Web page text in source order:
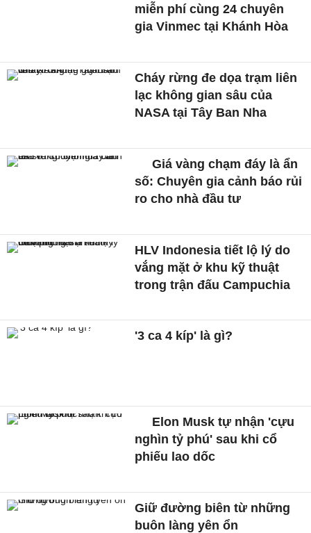
miễn phí cùng 24 chuyên
gia Vinmec tại Khánh Hòa
Cháy rừng đe dọa trạm liên
lạc không gian sâu của
NASA tại Tây Ban Nha
Giá vàng chạm đáy là ẩn
số: Chuyên gia cảnh báo rủi
ro cho nhà đầu tư
HLV Indonesia tiết lộ lý do
vắng mặt ở khu kỹ thuật
trong trận đấu Campuchia
'3 ca 4 kíp' là gì?
Elon Musk tự nhận 'cựu
nghìn tỷ phú' sau khi cổ
phiếu lao dốc
Giữ đường biên từ những
buôn làng yên ổn